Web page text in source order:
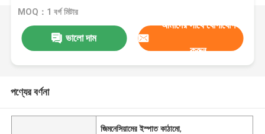
MOQ：1 বর্গ মিটার
ভালো দাম
আমাদের সাথে যোগাযোগ
করুন
পণ্যের বর্ণনা
জিমনেসিয়ামের ইস্পাত কাঠামো,